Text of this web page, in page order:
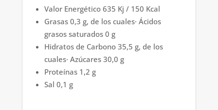
Valor Energético 635 Kj / 150 Kcal
Grasas 0,3 g, de los cuales· Ácidos
grasos saturados 0 g
Hidratos de Carbono 35,5 g, de los
cuales· Azúcares 30,0 g
Proteínas 1,2 g
Sal 0,1 g